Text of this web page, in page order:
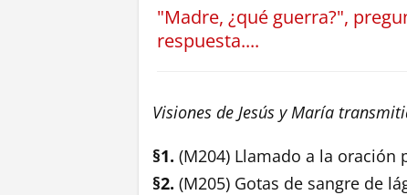
"Madre, ¿qué guerra?",
respuesta....
Visiones de Jesús y María
§1. (M204) Llamado a la oración
§2. (M205) Gotas de sangre de